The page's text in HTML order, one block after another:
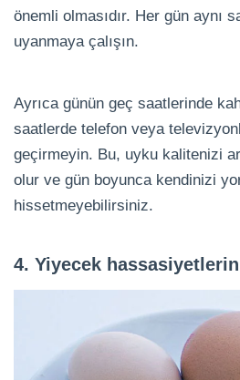
önemli olmasıdır. Her gün aynı
uyanmaya çalışın.
Ayrıca günün geç saatlerinde
saatlerde telefon veya
geçirmeyin. Bu, uyku kalitenizi
olur ve gün boyunca kendinizi
hissetmeyebilirsiniz.
4. Yiyecek